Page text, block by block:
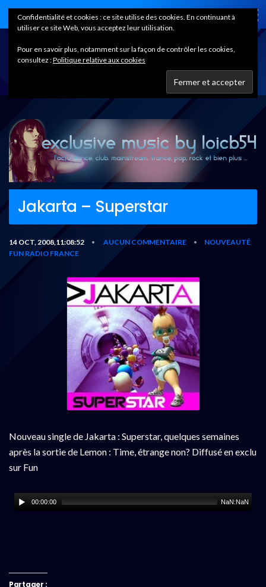
Home
Jakarta – Superstar
14 OCT, 2008,11:08:52 • AUCUN COMMENTAIRE •
NOUVEAUTÉ
FUN RADIO FRANCE
Nouveau single de Jakarta : Superstar, quelques semaines
après la sortie de Lemon : Time, étrange non? Diffusé en exclu
sur Fun
00:00:00 NaN:NaN
Partager :
Confidentialité et cookies : ce site utilise des cookies. En continuant à
utiliser ce site Web, vous acceptez leur utilisation.
Pour en savoir plus, notamment sur la façon de contrôler les cookies,
consultez :Politique relative aux cookies